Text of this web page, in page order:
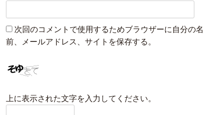
次回のコメントで使用するためブラウザーに自分の名
前、メールアドレス、サイトを保存する。
上に表示された文字を入力してください。